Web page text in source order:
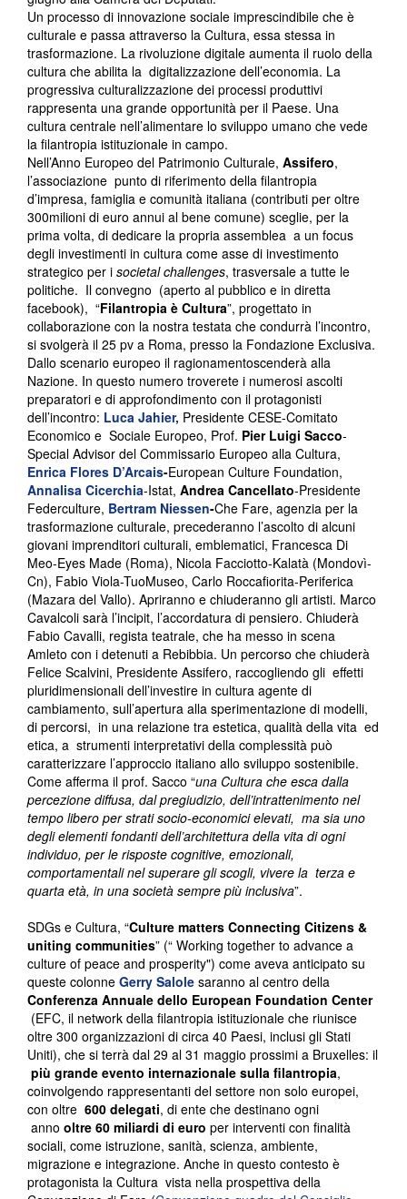
Un processo di innovazione sociale imprescindibile che è
culturale e passa attraverso la Cultura, essa stessa in
trasformazione. La rivoluzione digitale aumenta il ruolo della
cultura che abilita la digitalizzazione dell’economia. La
progressiva culturalizzazione dei processi produttivi
rappresenta una grande opportunità per il Paese. Una
cultura centrale nell’alimentare lo sviluppo umano che vede
la filantropia istituzionale in campo.
Nell’Anno Europeo del Patrimonio Culturale, Assifero,
l’associazione punto di riferimento della filantropia
d’impresa, famiglia e comunità italiana (contributi per oltre
300milioni di euro annui al bene comune) sceglie, per la
prima volta, di dedicare la propria assemblea a un focus
degli investimenti in cultura come asse di investimento
strategico per i societal challenges, trasversale a tutte le
politiche. Il convegno (aperto al pubblico e in diretta
facebook), “Filantropia è Cultura”, progettato in
collaborazione con la nostra testata che condurrà l’incontro,
si svolgerà il 25 pv a Roma, presso la Fondazione Exclusiva.
Dallo scenario europeo il ragionamentoscenderà alla
Nazione. In questo numero troverete i numerosi ascolti
preparatori e di approfondimento con il protagonisti
dell’incontro: Luca Jahier, Presidente CESE-Comitato
Economico e Sociale Europeo, Prof. Pier Luigi Sacco-
Special Advisor del Commissario Europeo alla Cultura,
Enrica Flores D’Arcais-European Culture Foundation,
Annalisa Cicerchia-Istat, Andrea Cancellato-Presidente
Federculture, Bertram Niessen-Che Fare, agenzia per la
trasformazione culturale, precederanno l’ascolto di alcuni
giovani imprenditori culturali, emblematici, Francesca Di
Meo-Eyes Made (Roma), Nicola Facciotto-Kalatà (Mondovì-
Cn), Fabio Viola-TuoMuseo, Carlo Roccafiorita-Periferica
(Mazara del Vallo). Apriranno e chiuderanno gli artisti. Marco
Cavalcoli sarà l’incipit, l’accordatura di pensiero. Chiuderà
Fabio Cavalli, regista teatrale, che ha messo in scena
Amleto con i detenuti a Rebibbia. Un percorso che chiuderà
Felice Scalvini, Presidente Assifero, raccogliendo gli effetti
pluridimensionali dell’investire in cultura agente di
cambiamento, sull’apertura alla sperimentazione di modelli,
di percorsi, in una relazione tra estetica, qualità della vita ed
etica, a strumenti interpretativi della complessità può
caratterizzare l’approccio italiano allo sviluppo sostenibile.
Come afferma il prof. Sacco “una Cultura che esca dalla
percezione diffusa, dal pregiudizio, dell’intrattenimento nel
tempo libero per strati socio-economici elevati, ma sia uno
degli elementi fondanti dell’architettura della vita di ogni
individuo, per le risposte cognitive, emozionali,
comportamentali nel superare gli scogli, vivere la terza e
quarta età, in una società sempre più inclusiva”.
SDGs e Cultura, “Culture matters Connecting Citizens &
uniting communities” (“ Working together to advance a
culture of peace and prosperity") come aveva anticipato su
queste colonne Gerry Salole saranno al centro della
Conferenza Annuale dello European Foundation Center
(EFC, il network della filantropia istituzionale che riunisce
oltre 300 organizzazioni di circa 40 Paesi, inclusi gli Stati
Uniti), che si terrà dal 29 al 31 maggio prossimi a Bruxelles: il
più grande evento internazionale sulla filantropia,
coinvolgendo rappresentanti del settore non solo europei,
con oltre 600 delegati, di ente che destinano ogni
anno oltre 60 miliardi di euro per interventi con finalità
sociali, come istruzione, sanità, scienza, ambiente,
migrazione e integrazione. Anche in questo contesto è
protagonista la Cultura vista nella prospettiva della